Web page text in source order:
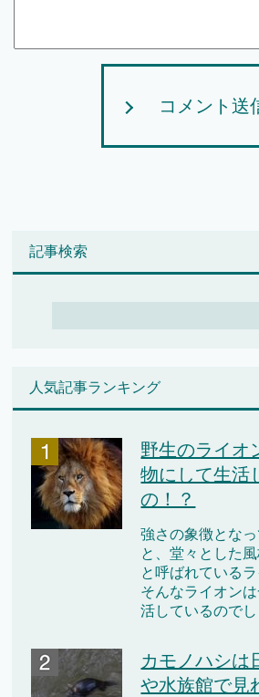
コメント送
記事検索
人気記事ランキング
野生のライオ
物にして生活
の！？
強さの象徴とな
と、堂々とした
と呼ばれているラ
そんなライオン
活しているので
カモノハシは
や水族館で見